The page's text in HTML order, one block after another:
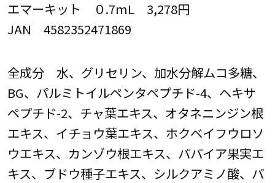
エマーキット ０.7mL 3,278円
JAN 4582352471869
全成分 水、グリセリン、加水分解ムコ多糖、
BG、パルミトイルペンタペプチド-4、ヘキサ
ペプチド-2、チャ葉エキス、オタネニンジン根
エキス、イチョウ葉エキス、ホクベイフウロソ
ウエキス、カンゾウ根エキス、パパイア果実エ
キス、ブドウ種子エキス、シルクアミノ酸、パ